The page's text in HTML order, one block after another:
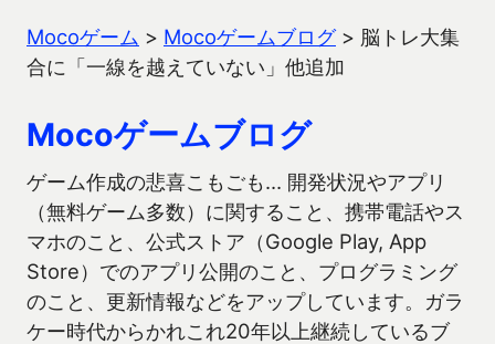
Mocoゲーム > Mocoゲームブログ> 脳トレ大集
合に「一線を越えていない」他追加
Mocoゲームブログ
ゲーム作成の悲喜こもごも… 開発状況やアプリ
（無料ゲーム多数）に関すること、携帯電話やス
マホのこと、公式ストア（Google Play, App
Store）でのアプリ公開のこと、プログラミング
のこと、更新情報などをアップしています。ガラ
ケー時代からかれこれ20年以上継続しているブ